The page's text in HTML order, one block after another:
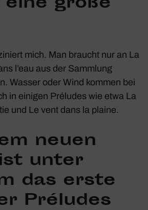
mich. Man braucht nur an La
l’eau aus der Samm­lung
Wasser oder Wind kommen bei
in einigen Préludes wie etwa La
und Le vent dans la plaine.
neuen
unter
das erste
Préludes